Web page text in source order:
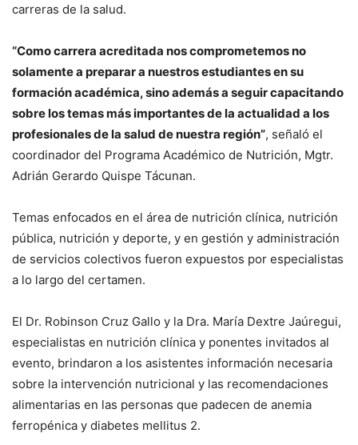
carreras de la salud.
“Como carrera acreditada nos comprometemos no
solamente a preparar a nuestros estudiantes en su
formación académica, sino además a seguir capacitando
sobre los temas más importantes de la actualidad a los
profesionales de la salud de nuestra región”, señaló el
coordinador del Programa Académico de Nutrición, Mgtr.
Adrián Gerardo Quispe Tácunan.
Temas enfocados en el área de nutrición clínica, nutrición
pública, nutrición y deporte, y en gestión y administración
de servicios colectivos fueron expuestos por especialistas
a lo largo del certamen.
El Dr. Robinson Cruz Gallo y la Dra. María Dextre Jaúregui,
especialistas en nutrición clínica y ponentes invitados al
evento, brindaron a los asistentes información necesaria
sobre la intervención nutricional y las recomendaciones
alimentarias en las personas que padecen de anemia
ferropénica y diabetes mellitus 2.